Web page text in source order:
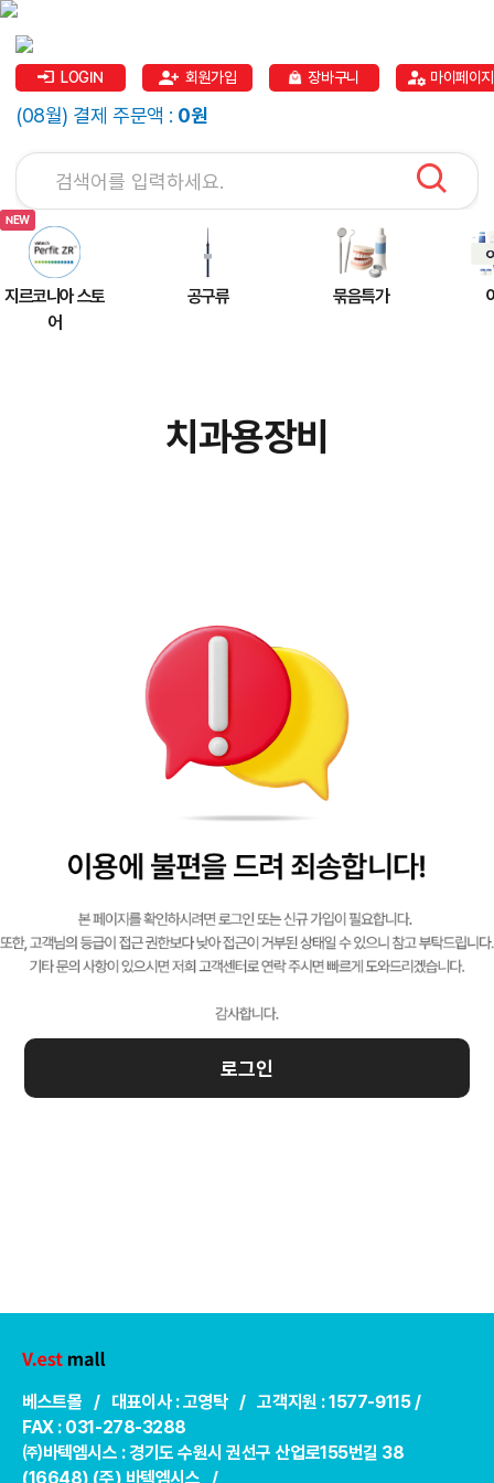
LOGIN 회원가입 장바구니 마이페이지
(08월) 결제 주문액 : 0원
지르코니아 스토
어
공구류 묶음특가
치과용장비
로그인
베스트몰 / 대표이사 : 고영탁 / 고객지원 : 1577-9115 /
FAX : 031-278-3288
㈜바텍엠시스 : 경기도 수원시 권선구 산업로155번길 38
(16648) (주) 바텍엠시스 /